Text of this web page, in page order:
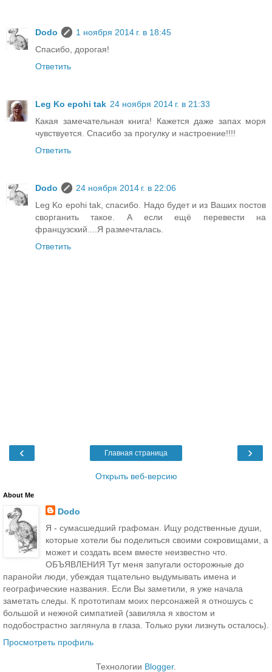
Dodo
1 ноября 2014 г. в 18:45
Спасибо, дорогая!
Ответить
Leg Ko epohi tak 24 ноября 2014 г. в 21:33
Какая замечательная книга! Кажется даже запах моря
чувствуется. Спасибо за прогулку и настроение!!!!
Ответить
Dodo
24 ноября 2014 г. в 22:06
Leg Ko epohi tak, спасибо. Надо будет и из Ваших постов
сворганить такое. А если ещё перевести на
французский....Я размечталась.
Ответить
‹ ›
Главная страница
Открыть веб-версию
About Me
Dodo
Я - сумасшедший графоман. Ищу родственные души,
которые хотели бы поделиться своими сокровищами, а
может и создать всем вместе неизвестно что.
ОБЪЯВЛЕНИЯ Тут меня запугали осторожные до
паранойи люди, убеждая тщательно выдумывать имена и
географические названия. Если Вы заметили, я уже начала
заметать следы. К прототипам моих персонажей я отношусь с
большой и нежной симпатией (завиляла я хвостом и
подобострастно заглянула в глаза. Только руки лизнуть осталось).
Просмотреть профиль
Технологии Blogger.